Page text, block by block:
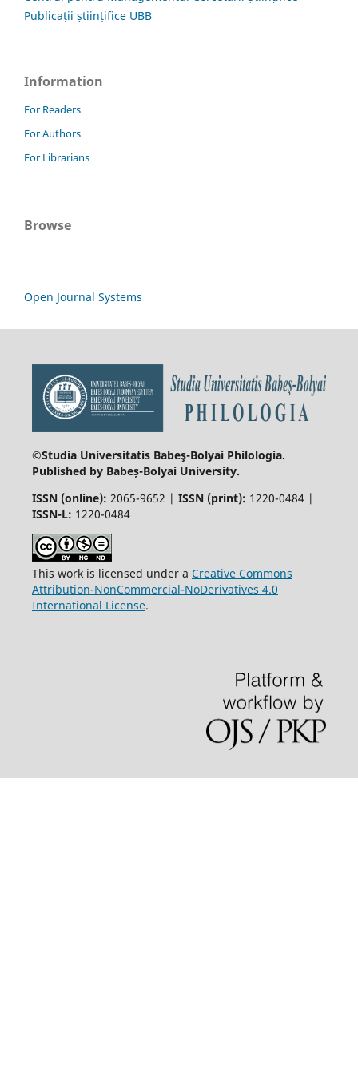
Publicații științifice UBB
Information
For Readers
For Authors
For Librarians
Browse
Open Journal Systems
©Studia Universitatis Babeş-Bolyai Philologia.
Published by Babeș-Bolyai University.
ISSN (online): 2065-9652 | ISSN (print): 1220-0484 |
ISSN-L: 1220-0484
This work is licensed under a Creative Commons
Attribution-NonCommercial-NoDerivatives 4.0
International License.